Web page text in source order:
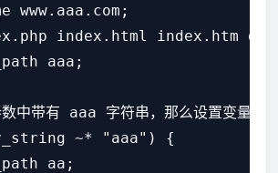
www.aaa.com;
index.html index.htm
aaa;
数中带有 aaa 字符串，那么设置变量
~* "aaa") {
aa;